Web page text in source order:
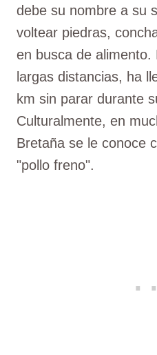
debe su nombre a su
voltear piedras,
en busca de
largas distancias, ha
km sin parar durante
Culturalmente, en
Bretaña se le conoce
"pollo freno".